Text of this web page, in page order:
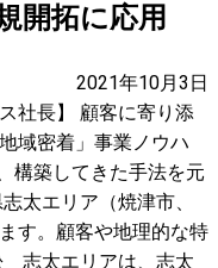
開拓に応用
2021年10月3日
社長】 顧客に寄り添
域密着」事業ノウハ
構築してきた手法を元
太エリア（焼津市、
す。顧客や地理的な特
志太エリアは、志太